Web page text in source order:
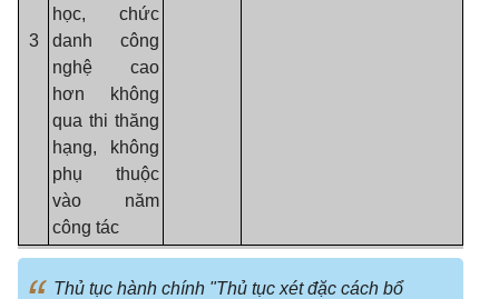
3
học, chức
danh công
nghệ cao
hơn không
qua thi thăng
hạng, không
phụ thuộc
vào năm
công tác
Thủ tục hành chính "Thủ tục xét đặc cách bổ